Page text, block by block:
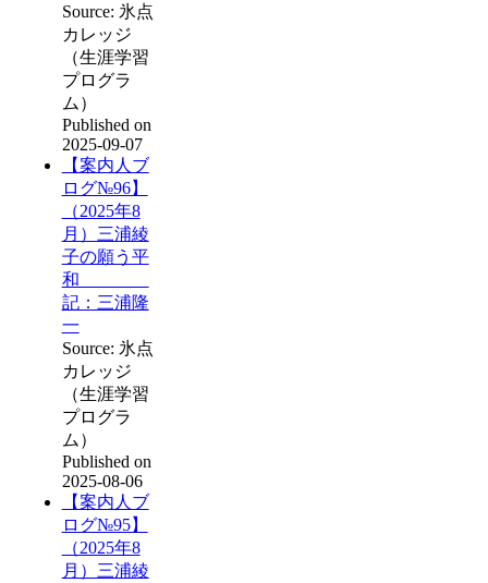
Source: 氷点
カレッジ
（生涯学習
プログラ
ム）
Published on
2025-09-07
【案内人ブ
ログ№96】
（2025年8
月）三浦綾
子の願う平
和
記：三浦隆
一
Source: 氷点
カレッジ
（生涯学習
プログラ
ム）
Published on
2025-08-06
【案内人ブ
ログ№95】
（2025年8
月）三浦綾